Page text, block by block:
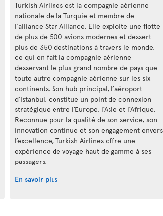
Turkish Airlines est la compagnie aérienne
nationale de la Turquie et membre de
l’alliance Star Alliance. Elle exploite une flotte
de plus de 500 avions modernes et dessert
plus de 350 destinations à travers le monde,
ce qui en fait la compagnie aérienne
desservant le plus grand nombre de pays que
toute autre compagnie aérienne sur les six
continents. Son hub principal, l’aéroport
d’Istanbul, constitue un point de connexion
stratégique entre l’Europe, l’Asie et l’Afrique.
Reconnue pour la qualité de son service, son
innovation continue et son engagement envers
l’excellence, Turkish Airlines offre une
expérience de voyage haut de gamme à ses
passagers.
En savoir plus